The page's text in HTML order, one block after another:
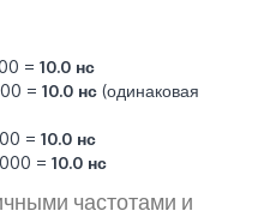
= 10.0 нс
= 10.0 нс (одинаковая
= 10.0 нс
= 10.0 нс
частотами и